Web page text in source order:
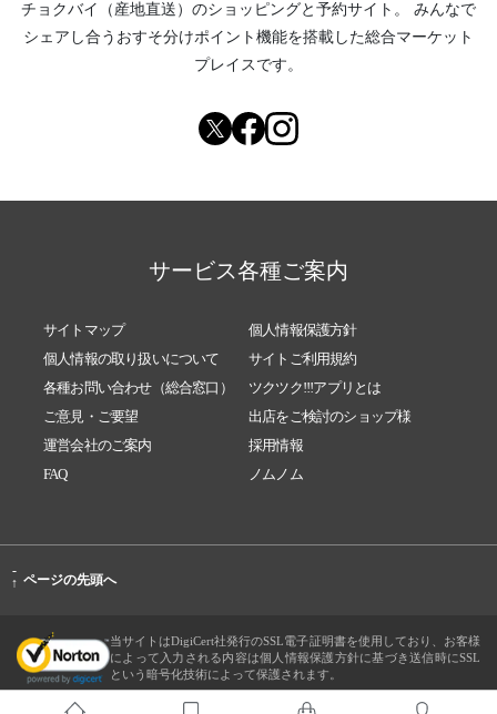
チョクバイ（産地直送） のショッピングと予約サイト。
みんなで
シェアし合う おすそ分けポイント機能を搭載した総合マーケット
プレイスです。
サービス各種ご案内
サイトマップ
個人情報保護方針
個人情報の取り扱いについて
サイトご利用規約
各種お問い合わせ（総合窓口）
ツクツク!!!アプリとは
ご意見・ご要望
出店をご検討のショップ様
運営会社のご案内
採用情報
FAQ
ノムノム
-
↑ ページの先頭へ
当サイトはDigiCert社発行のSSL電子証明書を使用しており、お客様
によって入力される内容は個人情報保護方針に基づき送信時にSSL
という暗号化技術によって保護されます。